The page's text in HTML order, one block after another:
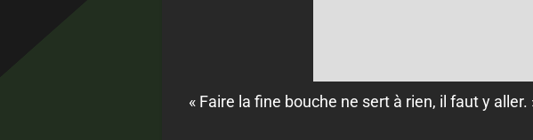
« Faire la fine bouche ne sert à rien, il faut y